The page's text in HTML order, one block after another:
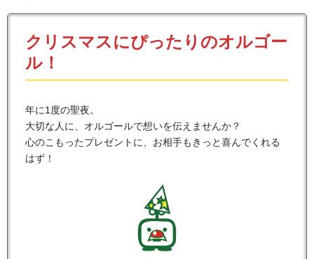
ご注文ガイド(必読!!)
よくある質問
店舗情報
クリスマスにぴったりのオルゴー
ル！
年に1度の聖夜。
大切な人に、オルゴールで想いを伝えませんか？
心のこもったプレゼントに、お相手もきっと喜んでくれる
はず！